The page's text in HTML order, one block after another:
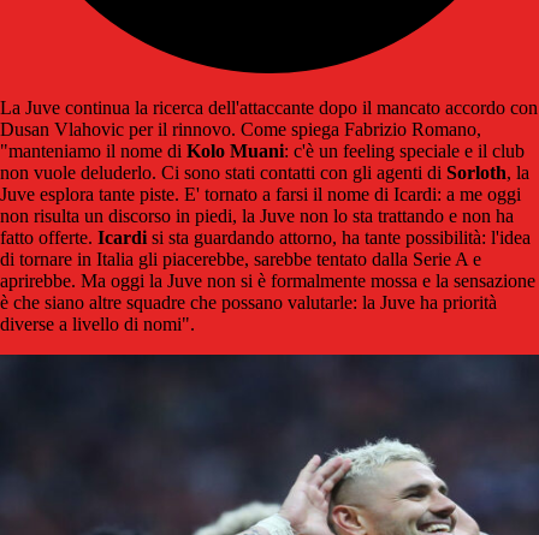
La Juve continua la ricerca dell'attaccante dopo il mancato accordo con
Dusan Vlahovic per il rinnovo. Come spiega Fabrizio Romano,
"manteniamo il nome di Kolo Muani: c'è un feeling speciale e il club
non vuole deluderlo. Ci sono stati contatti con gli agenti di Sorloth, la
Juve esplora tante piste. E' tornato a farsi il nome di Icardi: a me oggi
non risulta un discorso in piedi, la Juve non lo sta trattando e non ha
fatto offerte. Icardi si sta guardando attorno, ha tante possibilità: l'idea
di tornare in Italia gli piacerebbe, sarebbe tentato dalla Serie A e
aprirebbe. Ma oggi la Juve non si è formalmente mossa e la sensazione
è che siano altre squadre che possano valutarle: la Juve ha priorità
diverse a livello di nomi".